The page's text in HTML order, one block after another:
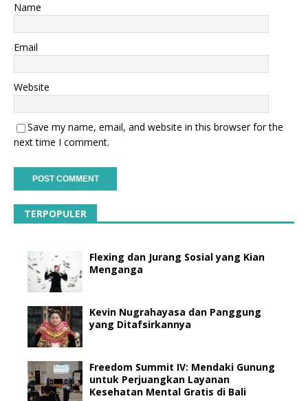
Name
Email
Website
Save my name, email, and website in this browser for the
next time I comment.
TERPOPULER
Flexing dan Jurang Sosial yang Kian
Menganga
Kevin Nugrahayasa dan Panggung
yang Ditafsirkannya
Freedom Summit IV: Mendaki Gunung
untuk Perjuangkan Layanan
Kesehatan Mental Gratis di Bali